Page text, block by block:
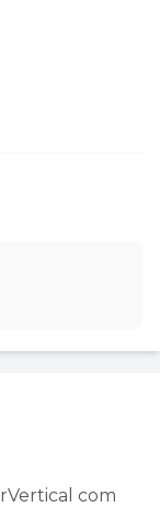
com